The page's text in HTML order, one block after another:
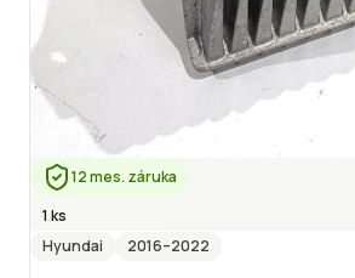
12 mes. záruka
1 ks
Hyundai
2016–2022